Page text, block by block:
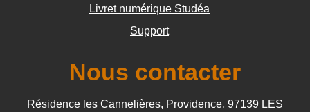
Livret numérique Studéa
Support
Nous contacter
Résidence les Cannelières, Providence, 97139 LES